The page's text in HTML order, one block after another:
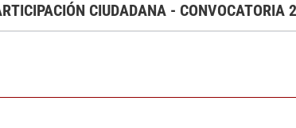
CIUDADANA - CONVOCATORIA